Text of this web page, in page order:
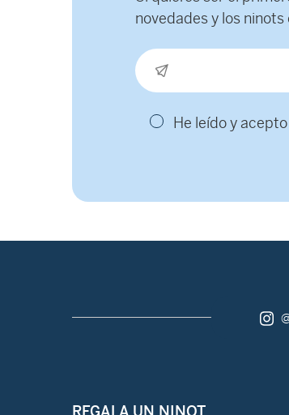
novedades y los ninots
He leído y